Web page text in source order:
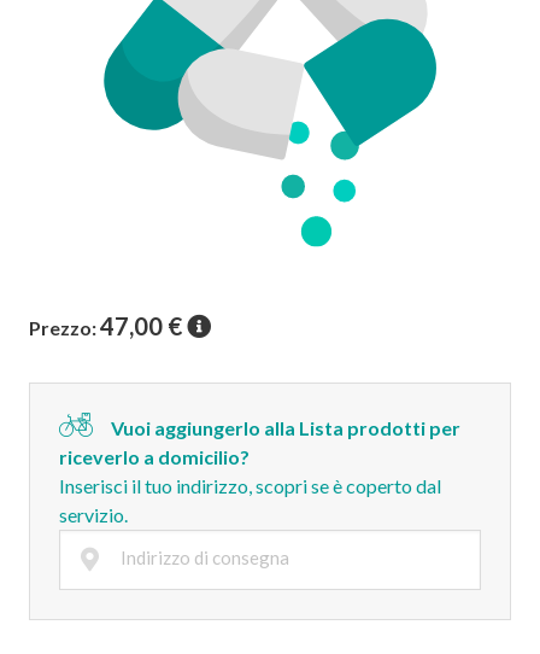
Prezzo:47,00 €
Vuoi aggiungerlo alla Lista prodotti per
riceverlo a domicilio?
Inserisci il tuo indirizzo, scopri se è coperto dal
servizio.